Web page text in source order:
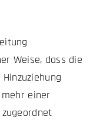
Weise, dass die
einer